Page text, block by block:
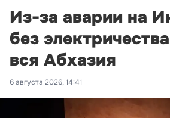
Из-за аварии на
без
вся Абхазия
6 августа 2026, 14:41